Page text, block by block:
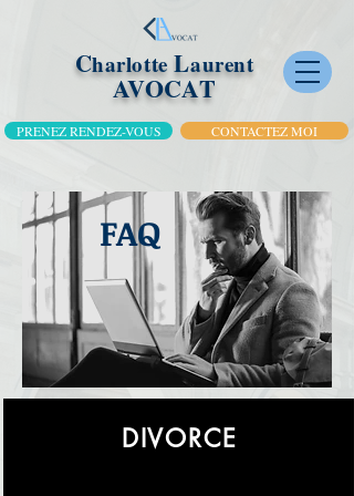
CharlotteLaurent
AVOCAT
PRENEZ RENDEZ-VOUS CONTACTEZ MOI
FAQ
DIVORCE